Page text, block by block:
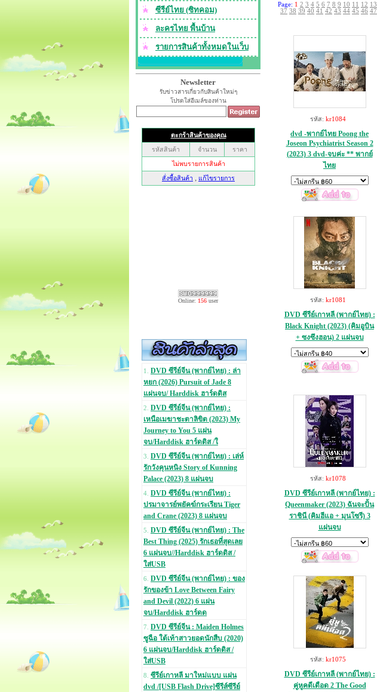
ซีรีย์ไทย (ซิทคอม)
ละครไทย พื้นบ้าน
รายการสินค้าทั้งหมดในเว็บ
Newsletter
รับข่าวสารเกี่ยวกับสินค้าใหม่ๆ
โปรดใส่อีเมล์ของท่าน
Online: 156 user
1. DVD ซีรีย์จีน (พากย์ไทย) : ล่า
หยก (2026) Pursuit of Jade 8
แผ่นจบ/ Harddisk ฮาร์ดดิส
2. DVD ซีรีย์จีน (พากย์ไทย) :
เหนือเมฆาชะตาลิขิต (2023) My
Journey to You 5 แผ่น
จบ/Harddisk ฮาร์ดดิส /ใ
3. DVD ซีรีย์จีน (พากย์ไทย) : เล่ห์
รักวังคุนหนิง Story of Kunning
Palace (2023) 8 แผ่นจบ
4. DVD ซีรีย์จีน (พากย์ไทย) :
ปรมาจารย์พยัคฆ์กระเรียน Tiger
and Crane (2023) 8 แผ่นจบ
5. DVD ซีรีย์จีน (พากย์ไทย) : The
Best Thing (2025) รักเธอที่สุดเลย
6 แผ่นจบ//Harddisk ฮาร์ดดิส /
ใส่USB
6. DVD ซีรีย์จีน (พากย์ไทย) : ของ
รักของข้า Love Between Fairy
and Devil (2022) 6 แผ่น
จบ/Harddisk ฮาร์ดด
7. DVD ซีรีย์จีน : Maiden Holmes
ซูฉือ ใต้เท้าสาวยอดนักสืบ (2020)
6 แผ่นจบ/Harddisk ฮาร์ดดิส /
ใส่USB
8. ซีรีย์เกาหลี มาใหม่แบบ แผ่น
dvd /[USB Flash Drive]ซีรีส์ซีรีย์
Page: 1 2 3 4 5 6 7 8 9 10 11 12 13
37 38 39 40 41 42 43 44 45 46 47
รหัส: kr1084
dvd -พากย์ไทย Poong the
Joseon Psychiatrist Season 2
(2023) 3 dvd-จบค่ะ ** พากย์
ไทย
รหัส: kr1081
DVD ซีรีย์เกาหลี (พากย์ไทย) :
Black Knight (2023) (คิมอูบิน
+ ซงซึงฮอน) 2 แผ่นจบ
รหัส: kr1078
DVD ซีรีย์เกาหลี (พากย์ไทย) :
Queenmaker (2023) ฉันจะปั้น
ราชินี (คิมฮีแอ + มุนโซรี) 3
แผ่นจบ
รหัส: kr1075
DVD ซีรีย์เกาหลี (พากย์ไทย) :
คู่หูคดีเดือด 2 The Good